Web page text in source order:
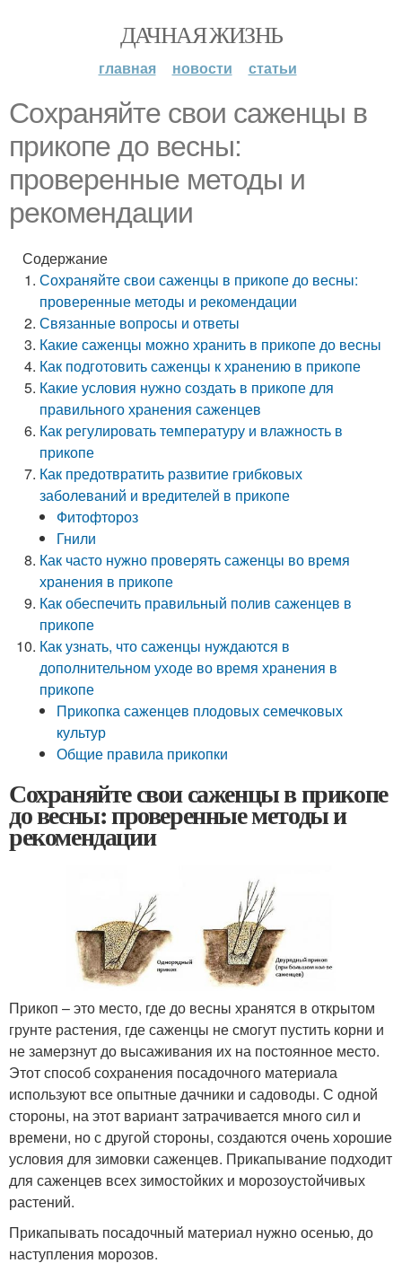
ДАЧНАЯ ЖИЗНЬ
главная новости статьи
Сохраняйте свои саженцы в
прикопе до весны:
проверенные методы и
рекомендации
Содержание
Сохраняйте свои саженцы в прикопе до весны:
проверенные методы и рекомендации
Связанные вопросы и ответы
Какие саженцы можно хранить в прикопе до весны
Как подготовить саженцы к хранению в прикопе
Какие условия нужно создать в прикопе для
правильного хранения саженцев
Как регулировать температуру и влажность в
прикопе
Как предотвратить развитие грибковых
заболеваний и вредителей в прикопе
Фитофтороз
Гнили
Как часто нужно проверять саженцы во время
хранения в прикопе
Как обеспечить правильный полив саженцев в
прикопе
Как узнать, что саженцы нуждаются в
дополнительном уходе во время хранения в
прикопе
Прикопка саженцев плодовых семечковых
культур
Общие правила прикопки
Сохраняйте свои саженцы в прикопе
до весны: проверенные методы и
рекомендации
Прикоп – это место, где до весны хранятся в открытом
грунте растения, где саженцы не смогут пустить корни и
не замерзнут до высаживания их на постоянное место.
Этот способ сохранения посадочного материала
используют все опытные дачники и садоводы. С одной
стороны, на этот вариант затрачивается много сил и
времени, но с другой стороны, создаются очень хорошие
условия для зимовки саженцев. Прикапывание подходит
для саженцев всех зимостойких и морозоустойчивых
растений.
Прикапывать посадочный материал нужно осенью, до
наступления морозов.